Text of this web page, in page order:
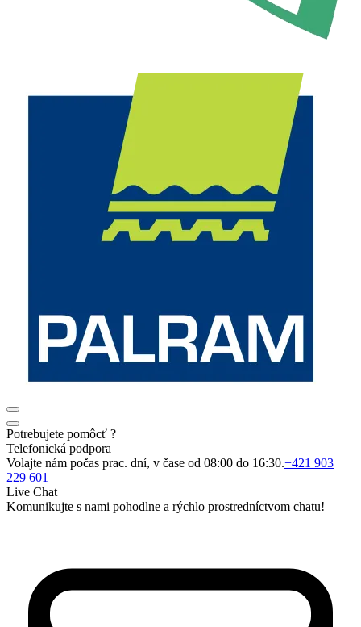
Potrebujete pomôcť ?
Telefonická podpora
Volajte nám počas prac. dní, v čase od 08:00 do 16:30.+421 903
229 601
Live Chat
Komunikujte s nami pohodlne a rýchlo prostredníctvom chatu!